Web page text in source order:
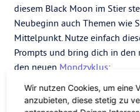
diesem Black Moon im Stier
Neubeginn auch Themen wie
Mittelpunkt. Nutze einfach
Prompts und bring dich in den
den neuen Mondzyklus:
Was und wer sorgt für
Wir nutzen Cookies, um eine
anzubieten, diese stetig zu